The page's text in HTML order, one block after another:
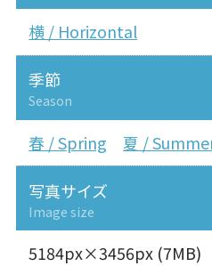
横 / Horizontal
季節
Season
春 / Spring 夏 /
写真サイズ
Image size
5184px×3456px (7MB)